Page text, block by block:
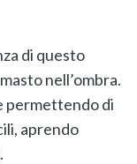
di questo
nell’ombra.
permettendo di
aprendo